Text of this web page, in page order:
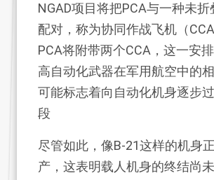
NGAD项目将把PCA与一种未
配对，称为协同作战飞机（
PCA将附带两个CCA，这一安
高自动化武器在军用航空中的
可能标志着向自动化机身逐步
段
尽管如此，像B-21这样的机身
产，这表明载人机身的终结尚